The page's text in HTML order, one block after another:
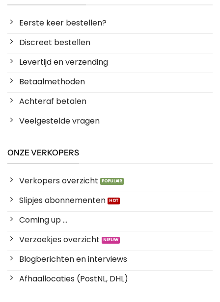
Eerste keer bestellen?
Discreet bestellen
Levertijd en verzending
Betaalmethoden
Achteraf betalen
Veelgestelde vragen
ONZE VERKOPERS
Verkopers overzicht
Slipjes abonnementen
Coming up ...
Verzoekjes overzicht
Blogberichten en interviews
Afhaallocaties (PostNL, DHL)